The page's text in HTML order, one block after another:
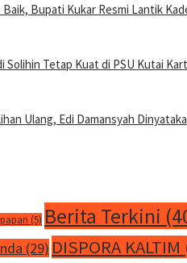
Bupati Kukar Resmi Lantik
Solihin Tetap Kuat di PSU Kutai
Ulang, Edi Damansyah
(5) Berita Terkini
(29) DISPORA KALTIM